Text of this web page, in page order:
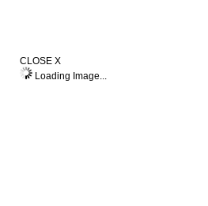
CLOSE X
Loading Image...